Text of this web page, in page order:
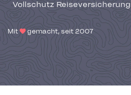
Vollschutz Reiseversicherung
Mit gemacht, seit 2007